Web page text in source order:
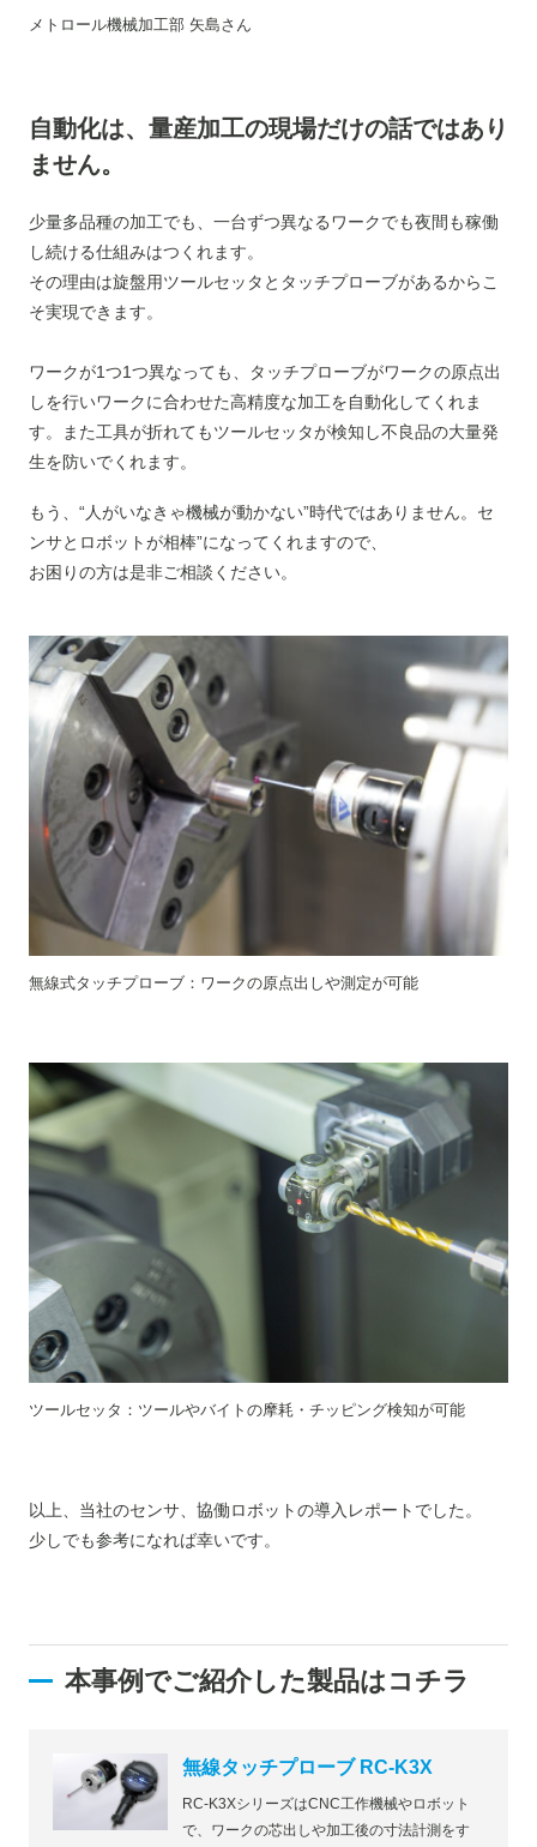
メトロール機械加工部 矢島さん
自動化は、量産加工の現場だけの話ではあり
ません。
少量多品種の加工でも、一台ずつ異なるワークでも夜間も稼働
し続ける仕組みはつくれます。
その理由は旋盤用ツールセッタとタッチプローブがあるからこ
そ実現できます。
ワークが1つ1つ異なっても、タッチプローブがワークの原点出
しを行いワークに合わせた高精度な加工を自動化してくれま
す。また工具が折れてもツールセッタが検知し不良品の大量発
生を防いでくれます。
もう、“人がいなきゃ機械が動かない”時代ではありません。セ
ンサとロボットが相棒”になってくれますので、
お困りの方は是非ご相談ください。
無線式タッチプローブ：ワークの原点出しや測定が可能
ツールセッタ：ツールやバイトの摩耗・チッピング検知が可能
以上、当社のセンサ、協働ロボットの導入レポートでした。
少しでも参考になれば幸いです。
本事例でご紹介した製品はコチラ
無線タッチプローブ RC-K3X
RC-K3XシリーズはCNC工作機械やロボット
で、ワークの芯出しや加工後の寸法計測をす